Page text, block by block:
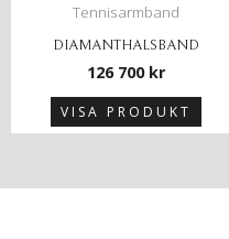
Tennisarmband
DIAMANTHALSBAND
126 700 kr
VISA PRODUKT